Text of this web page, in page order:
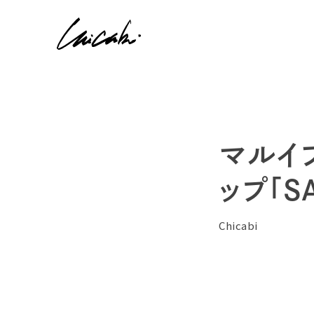
マルイ
ップ「
Chicabi